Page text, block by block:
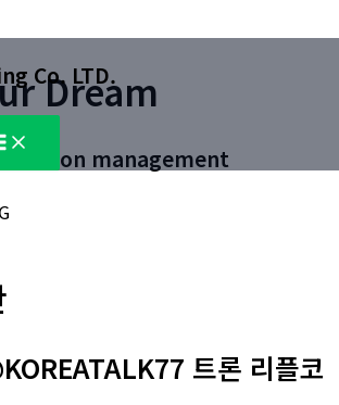
Co. LTD.
Dream
management
트론 리플코